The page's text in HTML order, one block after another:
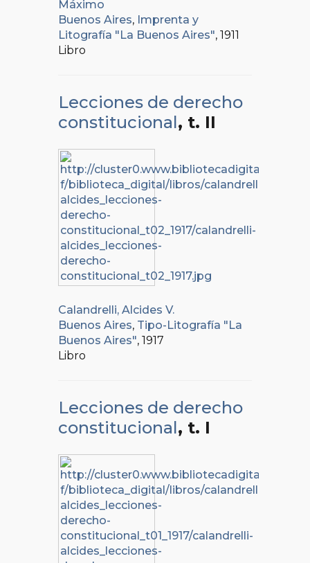
Máximo
Buenos Aires, Imprenta y
Litografía "La Buenos Aires", 1911
Libro
Lecciones de derecho
constitucional, t. II
Calandrelli, Alcides V.
Buenos Aires, Tipo-Litografía "La
Buenos Aires", 1917
Libro
Lecciones de derecho
constitucional, t. I